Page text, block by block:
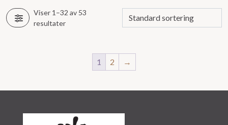
Viser 1–32 av 53
resultater
1 2 →